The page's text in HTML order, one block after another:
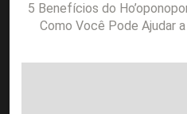
5 Benefícios do
Como Você Pode Ajudar